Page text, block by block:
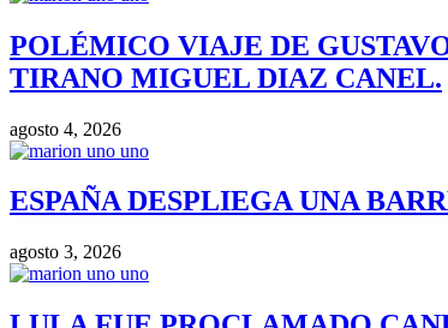
POLÉMICO VIAJE DE
TIRANO MIGUEL DIAZ CANEL.
agosto 4, 2026
ESPAÑA DESPLIEGA UNA
agosto 3, 2026